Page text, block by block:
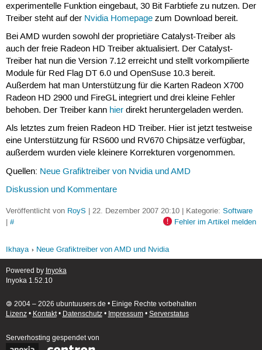
experimentelle Funktion eingebaut, 30 Bit Farbtiefe zu nutzen. Der
Treiber steht auf der Nvidia Homepagezum Download bereit.
Bei AMD wurden sowohl der proprietiäre Catalyst-Treiber als
auch der freie Radeon HD Treiber aktualisiert. Der Catalyst-
Treiber hat nun die Version 7.12 erreicht und stellt vorkompilierte
Module für Red Flag DT 6.0 und OpenSuse 10.3 bereit.
Außerdem hat man Unterstützung für die Karten Radeon X700
Radeon HD 2900 und FireGL integriert und drei kleine Fehler
behoben. Der Treiber kann hierdirekt heruntergeladen werden.
Als letztes zum freien Radeon HD Treiber. Hier ist jetzt testweise
eine Unterstützung für RS600 und RV670 Chipsätze verfügbar,
außerdem wurden viele kleinere Korrekturen vorgenommen.
Quellen: Neue Grafiktreiber von Nvidia und AMD
Diskussion und Kommentare
Veröffentlicht von RoyS | 22. Dezember 2007 20:10 | Kategorie: Software
| # Fehler im Artikel melden
Ikhaya Neue Grafiktreiber von AMD und Nvidia
Powered by Inyoka
Inyoka 1.52.10
🄯 2004 – 2026 ubuntuusers.de • Einige Rechte vorbehalten
Lizenz• Kontakt• Datenschutz• Impressum• Serverstatus
Serverhosting gespendet von